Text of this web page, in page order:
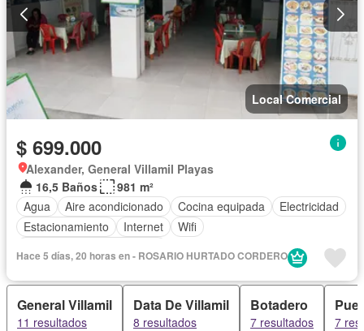
Local Comercial
$ 699.000
Alexander, General Villamil Playas
16,5 Baños
981 m²
Agua
Aire acondicionado Cocina equipada
Electricidad
Estacionamiento
Internet
Wifi
Hace 5 días, 20 horas en - ROSARIO HURTADO CORDERO
General Villamil
11 resultados
Data De Villamil
8 resultados
Botadero
7 resultados 7